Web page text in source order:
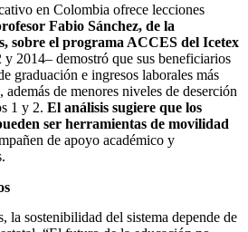
en Colombia ofrece lecciones
Fabio Sánchez, de la
sobre el programa ACCES del Icetex
2014– demostró que sus beneficiarios
graduación e ingresos laborales más
además de menores niveles de deserción
1 y 2. El análisis sugiere que los
ser herramientas de movilidad
de apoyo académico y
la sostenibilidad del sistema depende de